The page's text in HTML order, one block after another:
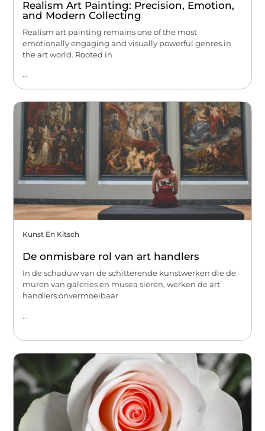
Realism Art Painting: Precision, Emotion,
and Modern Collecting
Realism art painting remains one of the most
emotionally engaging and visually powerful genres in
the art world. Rooted in
...
Kunst En Kitsch
De onmisbare rol van art handlers
In de schaduw van de schitterende kunstwerken die de
muren van galeries en musea sieren, werken de art
handlers onvermoeibaar
...